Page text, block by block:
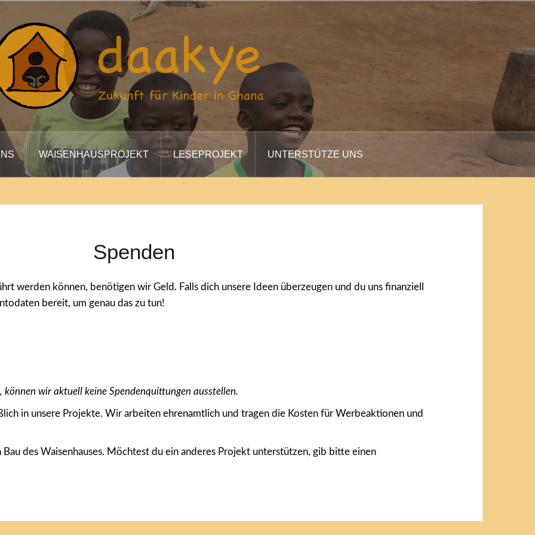
WAISENHAUSPROJEKT LESEPROJEKT UNTERSTÜTZE UNS
Spenden
werden können, benötigen wir Geld. Falls dich unsere Ideen überzeugen und du uns finanziell
bereit, um genau das zu tun!
wir aktuell keine Spendenquittungen ausstellen.
in unsere Projekte. Wir arbeiten ehrenamtlich und tragen die Kosten für Werbeaktionen und
des Waisenhauses. Möchtest du ein anderes Projekt unterstützen, gib bitte einen